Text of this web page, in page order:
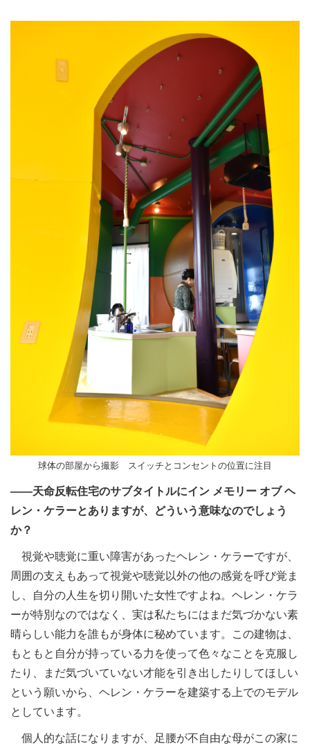
球体の部屋から撮影 スイッチとコンセントの位置に注目
――天命反転住宅のサブタイトルにイン メモリー オブ ヘ
レン・ケラーとありますが、どういう意味なのでしょう
か？
視覚や聴覚に重い障害があったヘレン・ケラーですが、
周囲の支えもあって視覚や聴覚以外の他の感覚を呼び覚ま
し、自分の人生を切り開いた女性ですよね。ヘレン・ケラ
ーが特別なのではなく、実は私たちにはまだ気づかない素
晴らしい能力を誰もが身体に秘めています。この建物は、
もともと自分が持っている力を使って色々なことを克服し
たり、まだ気づいていない才能を引き出したりしてほしい
という願いから、ヘレン・ケラーを建築する上でのモデル
としています。
個人的な話になりますが、足腰が不自由な母がこの家に